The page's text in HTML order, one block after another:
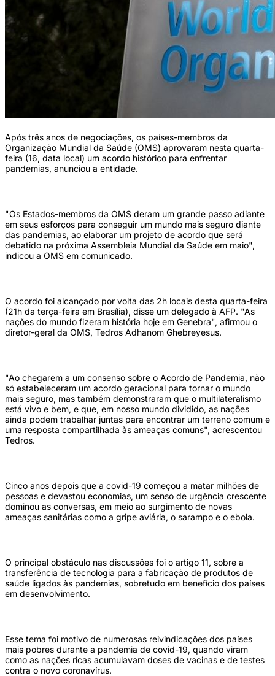
Após três anos de negociações, os países-membros da
Organização Mundial da Saúde (OMS) aprovaram nesta quarta-
feira (16, data local) um acordo histórico para enfrentar
pandemias, anunciou a entidade.
"Os Estados-membros da OMS deram um grande passo adiante
em seus esforços para conseguir um mundo mais seguro diante
das pandemias, ao elaborar um projeto de acordo que será
debatido na próxima Assembleia Mundial da Saúde em maio",
indicou a OMS em comunicado.
O acordo foi alcançado por volta das 2h locais desta quarta-feira
(21h da terça-feira em Brasília), disse um delegado à AFP. "As
nações do mundo fizeram história hoje em Genebra", afirmou o
diretor-geral da OMS, Tedros Adhanom Ghebreyesus.
"Ao chegarem a um consenso sobre o Acordo de Pandemia, não
só estabeleceram um acordo geracional para tornar o mundo
mais seguro, mas também demonstraram que o multilateralismo
está vivo e bem, e que, em nosso mundo dividido, as nações
ainda podem trabalhar juntas para encontrar um terreno comum e
uma resposta compartilhada às ameaças comuns", acrescentou
Tedros.
Cinco anos depois que a covid-19 começou a matar milhões de
pessoas e devastou economias, um senso de urgência crescente
dominou as conversas, em meio ao surgimento de novas
ameaças sanitárias como a gripe aviária, o sarampo e o ebola.
O principal obstáculo nas discussões foi o artigo 11, sobre a
transferência de tecnologia para a fabricação de produtos de
saúde ligados às pandemias, sobretudo em benefício dos países
em desenvolvimento.
Esse tema foi motivo de numerosas reivindicações dos países
mais pobres durante a pandemia de covid-19, quando viram
como as nações ricas acumulavam doses de vacinas e de testes
contra o novo coronavírus.